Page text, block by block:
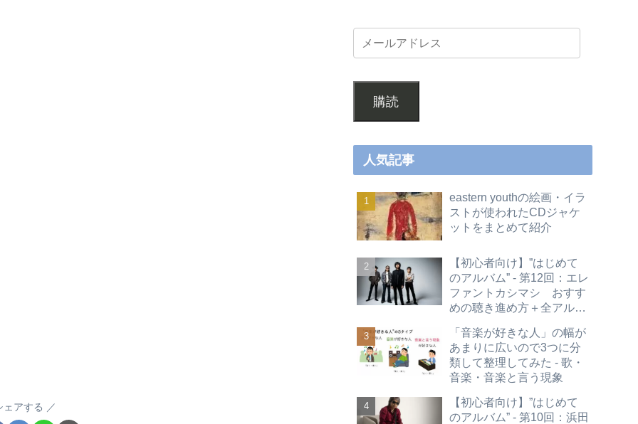
ェアする
購読
人気記事
eastern youthの絵画・イラ
ストが使われたCDジャケ
ットをまとめて紹介
【初心者向け】”はじめて
のアルバム” - 第12回：エレ
ファントカシマシ おすす
めの聴き進め方＋全アルバ
「音楽が好きな人」の幅が
あまりに広いので3つに分
類して整理してみた - 歌・
音楽・音楽と言う現象
【初心者向け】”はじめて
のアルバム” - 第10回：浜田